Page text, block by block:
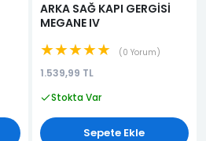
ARKA SAĞ KAPI GERGİSİ
MEGANE IV
★★★★★ 0 Yorum
1.539,99 TL
Stokta Var
Sepete Ekle